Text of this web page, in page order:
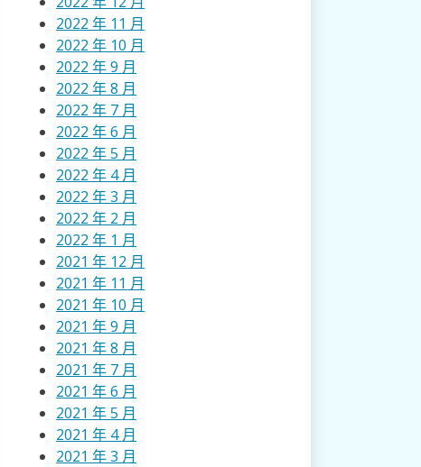
2022 年 11 月
2022 年 10 月
2022 年 9 月
2022 年 8 月
2022 年 7 月
2022 年 6 月
2022 年 5 月
2022 年 4 月
2022 年 3 月
2022 年 2 月
2022 年 1 月
2021 年 12 月
2021 年 11 月
2021 年 10 月
2021 年 9 月
2021 年 8 月
2021 年 7 月
2021 年 6 月
2021 年 5 月
2021 年 4 月
2021 年 3 月